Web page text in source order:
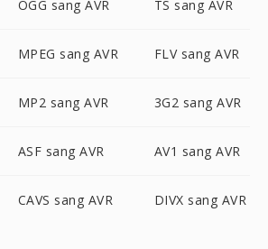
OGG sang AVR TS sang AVR
MPEG sang AVR FLV sang AVR
MP2 sang AVR 3G2 sang AVR
ASF sang AVR AV1 sang AVR
CAVS sang AVR DIVX sang AVR